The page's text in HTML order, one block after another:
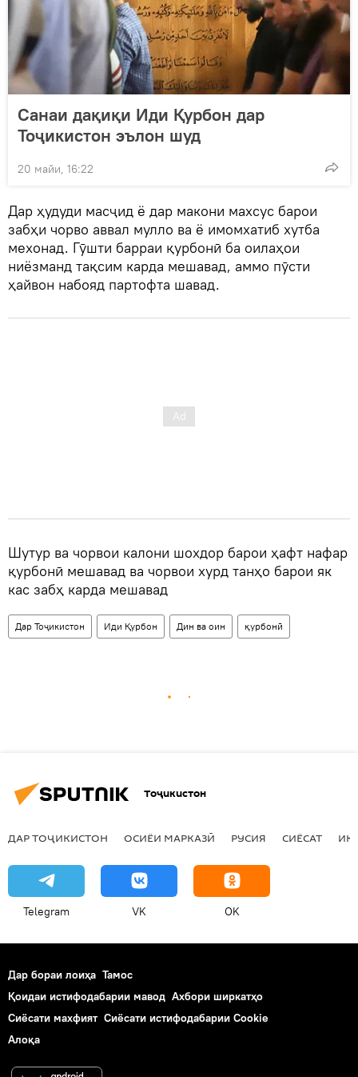
Санаи дақиқи Иди Қурбон дар
Тоҷикистон эълон шуд
20 майи, 16:22
Дар ҳудуди масҷид ё дар макони махсус барои
забҳи чорво аввал мулло ва ё имомхатиб хутба
мехонад. Гӯшти барраи қурбонӣ ба оилаҳои
ниёзманд тақсим карда мешавад, аммо пӯсти
ҳайвон набояд партофта шавад.
Шутур ва чорвои калони шохдор барои ҳафт нафар
қурбонӣ мешавад ва чорвои хурд танҳо барои як
кас забҳ карда мешавад
Дар Тоҷикистон Иди Қурбон Дин ва оин қурбонӣ
Тоҷикистон
ДАР ТОҶИКИСТОН ОСИЁИ МАРКАЗӢ РУСИЯ СИЁСАТ
Telegram VK OK
Дар бораи лоиҳа Тамос
Қоидаи истифодабарии мавод Ахбори ширкатҳо
Сиёсати махфият Сиёсати истифодабарии Cookie
Алоқа